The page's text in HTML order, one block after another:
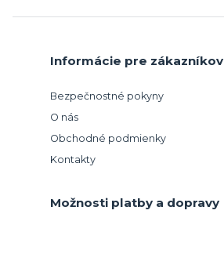
Informácie pre zákazníkov
Bezpečnostné pokyny
O nás
Obchodné podmienky
Kontakty
Možnosti platby a dopravy